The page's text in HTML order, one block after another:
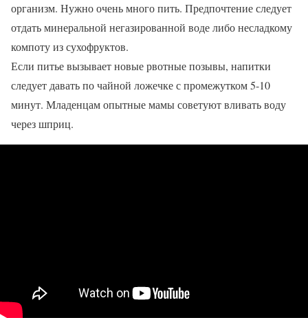
организм. Нужно очень много пить. Предпочтение следует
отдать минеральной негазированной воде либо несладкому
компоту из сухофруктов.
Если питье вызывает новые рвотные позывы, напитки
следует давать по чайной ложечке с промежутком 5-10
минут. Младенцам опытные мамы советуют вливать воду
через шприц.